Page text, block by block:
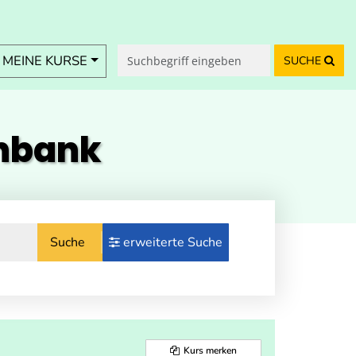
KURSE SUCHE
Suche erweiterte Suche
Kurs merken